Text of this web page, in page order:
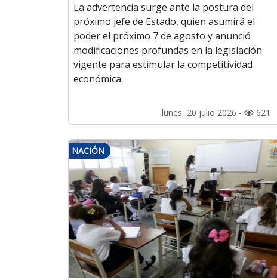
La advertencia surge ante la postura del
próximo jefe de Estado, quien asumirá el
poder el próximo 7 de agosto y anunció
modificaciones profundas en la legislación
vigente para estimular la competitividad
económica.
lunes, 20 julio 2026 - 621
NACIÓN